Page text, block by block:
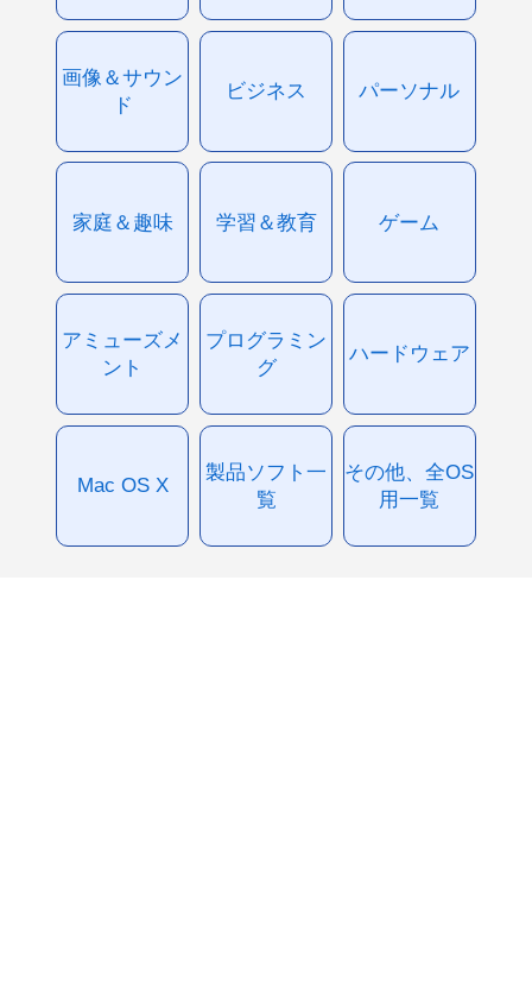
画像＆サウン
ド
ビジネス パーソナル
家庭＆趣味 学習＆教育 ゲーム
アミューズメ
ント
プログラミン
グ
ハードウェア
Mac OS X
製品ソフト一
覧
その他、全OS
用一覧